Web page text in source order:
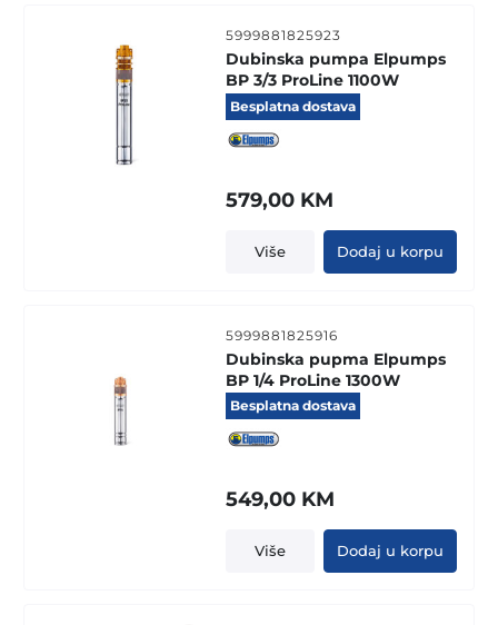
5999881825923
Dubinska pumpa Elpumps
BP 3/3 ProLine 1100W
Besplatna dostava
579,00 KM
Više Dodaj u korpu
5999881825916
Dubinska pupma Elpumps
BP 1/4 ProLine 1300W
Besplatna dostava
549,00 KM
Više Dodaj u korpu